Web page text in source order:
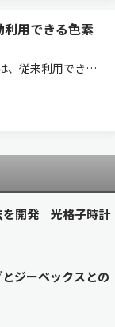
用できる色素
、従来利用できな
リース）。 クリ
れている水素を
を開発 光格子時計
ジーベックスとの